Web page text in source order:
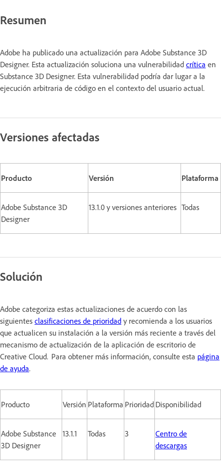
Resumen
Adobe ha publicado una actualización para Adobe Substance 3D
Designer. Esta actualización soluciona una vulnerabilidad crítica en
Substance 3D Designer. Esta vulnerabilidad podría dar lugar a la
ejecución arbitraria de código en el contexto del usuario actual.
Versiones afectadas
Producto Versión Plataforma
Adobe Substance 3D
Designer
13.1.0 y versiones anteriores Todas
Solución
Adobe categoriza estas actualizaciones de acuerdo con las
siguientes clasificaciones de prioridad y recomienda a los usuarios
que actualicen su instalación a la versión más reciente a través del
mecanismo de actualización de la aplicación de escritorio de
Creative Cloud. Para obtener más información, consulte esta página
de ayuda.
Producto Versión Plataforma Prioridad Disponibilidad
Adobe Substance
3D Designer
13.1.1 Todas 3
Centro de
descargas